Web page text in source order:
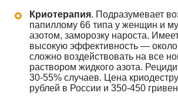
Криотерапия. Подразумевает
папиллому 66 типа у женщин и
азотом, заморозку нароста.
высокую эффективность — около
сложно воздействовать на все
раствором жидкого азота.
30-55% случаев. Цена
рублей в России и 350-450